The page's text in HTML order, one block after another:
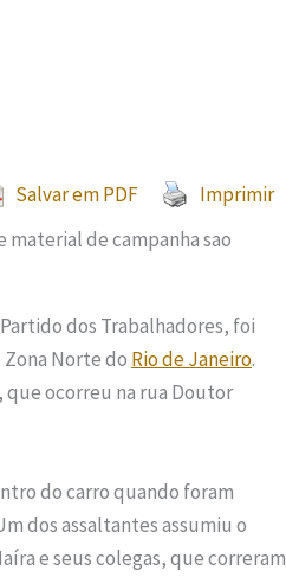
Salvar em PDF Imprimir
dos Trabalhadores, foi
Norte do Rio de Janeiro.
que ocorreu na rua Doutor
do carro quando foram
dos assaltantes assumiu o
e seus colegas, que correram